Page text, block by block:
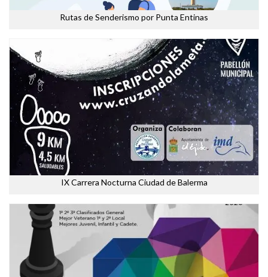
Rutas de Senderismo por Punta Entinas
IX Carrera Nocturna Ciudad de Balerma